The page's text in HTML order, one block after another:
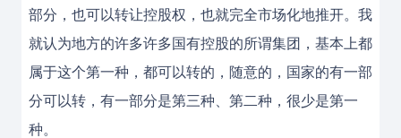
部分，也可以转让控股权，也就完全市场化地推开。我
就认为地方的许多许多国有控股的所谓集团，基本上都
属于这个第一种，都可以转的，随意的，国家的有一部
分可以转，有一部分是第三种、第二种，很少是第一
种。